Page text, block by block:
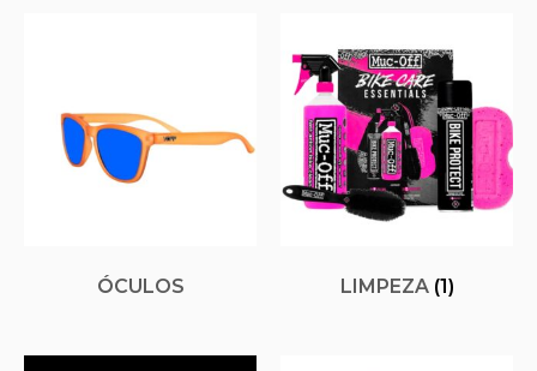
ÓCULOS LIMPEZA (1)